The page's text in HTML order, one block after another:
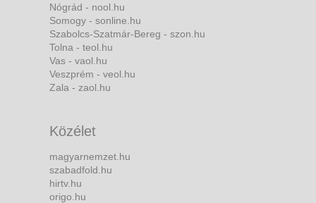
Nógrád - nool.hu
Somogy - sonline.hu
Szabolcs-Szatmár-Bereg - szon.hu
Tolna - teol.hu
Vas - vaol.hu
Veszprém - veol.hu
Zala - zaol.hu
Közélet
magyarnemzet.hu
szabadfold.hu
hirtv.hu
origo.hu